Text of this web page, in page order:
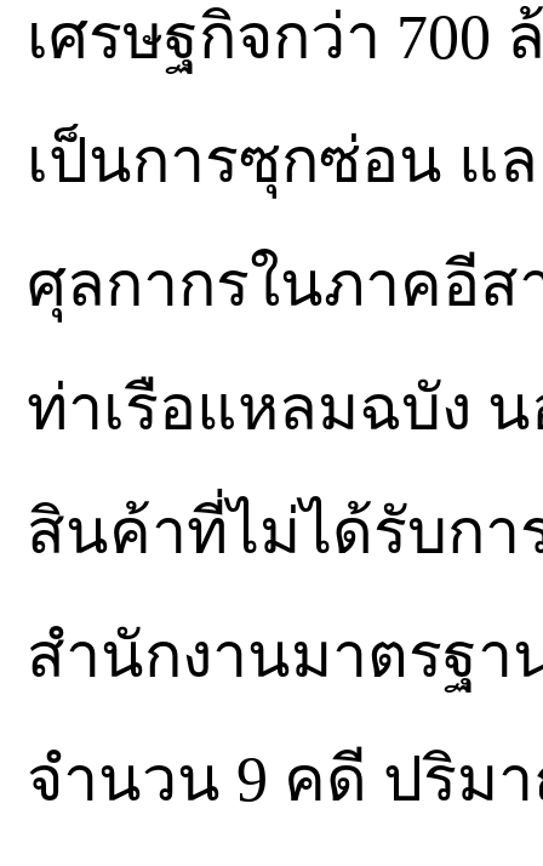
เศรษฐกิจกว่า
เป็นการซุกซ่อน แ
ศุลกากรในภาคอี
ท่าเรือแหลมฉบัง
สินค้าที่ไม่ได้รับกา
สำนักงานมาตรฐ
จำนวน 9 คดี ปริม